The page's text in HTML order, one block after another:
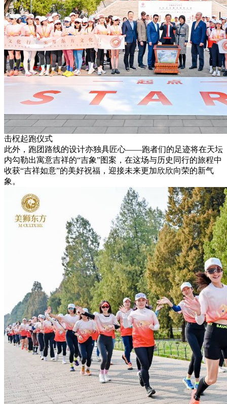
击柷起跑仪式
此外，跑团路线的设计亦独具匠心——跑者们的足迹将在天坛
内勾勒出寓意吉祥的“吉象”图案，在这场与历史同行的旅程中
收获“吉祥如意”的美好祝福，迎接未来更加欣欣向荣的新气
象。